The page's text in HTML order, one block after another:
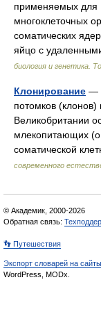
применяемых для
многоклеточных
соматических
яйцо с
биология и генетика.
Клонирование —
потомков
Великобритании
млекопитающих
соматической
современного
© Академик, 2000-2026
Обратная связь:
👣 Путешествия
Экспорт словарей на сайты
WordPress, MODx.